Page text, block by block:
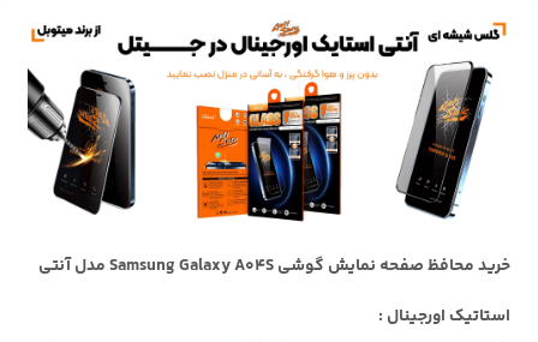
خرید محافظ صفحه نمایش گوشی Samsung Galaxy A04S مدل آنتی
استاتیک اورجینال :